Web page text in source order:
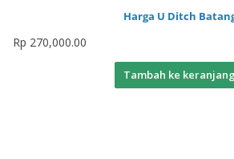
Harga U Ditch
Rp 270,000.00
Tambah ke keranjang